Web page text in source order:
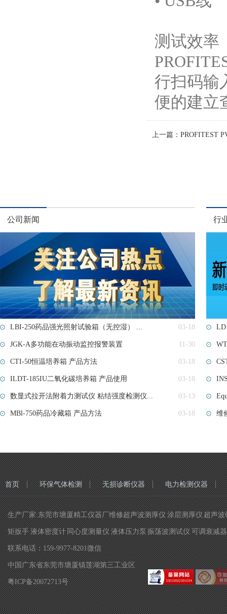
测试效率
行扫码输
便的建立
上一篇： PROFITEST
公司新闻
LBI-250药品强光照射试验箱（无控湿） ... 03-18
JGK-A多功能在动振动监控报警装置 11-30
CTI-50恒温培养箱 产品方法 03-18
ILDT-185IU二氧化碳培养箱 产品使用 03-18
数显式拉开法附着力测试仪 粘结强度检测仪... 03-13
MBl-750药品冷藏箱 产品方法 03-18
行
维
首页 环保气体检测 无损诊断仪器 电力检测仪器
生产厂家:东莞市塘厦精工仪器厂维修超声波测厚仪 涂层测厚仪 超声
矩扳手 液体密度计 同心度测量仪 液体压力泵 振荡波测试仪 可调衰减
联系电话：159-9977-8201微信
中国广东省东莞市塘厦镇莲湖第三工业区
粤ICP备20072713号